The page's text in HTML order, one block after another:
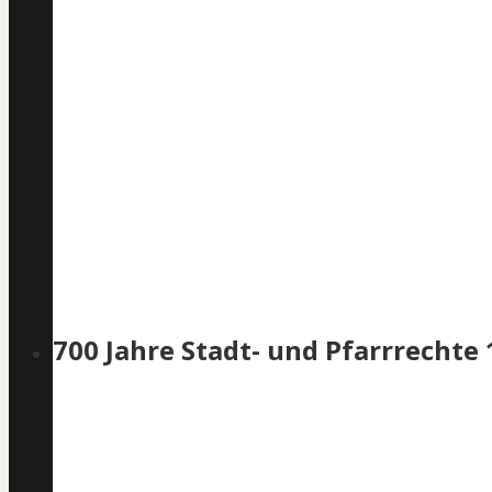
700 Jahre Stadt- und Pfarrrechte